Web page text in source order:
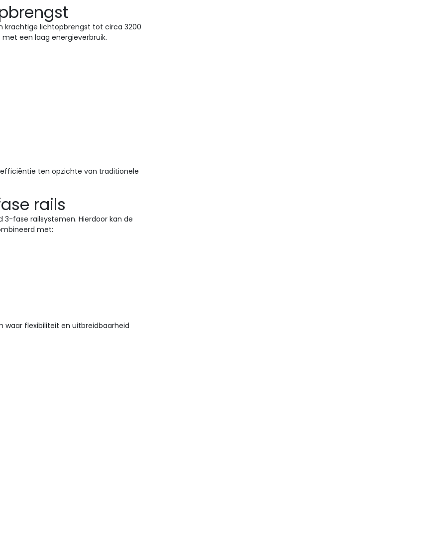
krachtige lichtopbrengst tot circa 3200
een laag energieverbruik.
ten opzichte van traditionele
rails
3-fase railsystemen. Hierdoor kan de
met:
waar flexibiliteit en uitbreidbaarheid